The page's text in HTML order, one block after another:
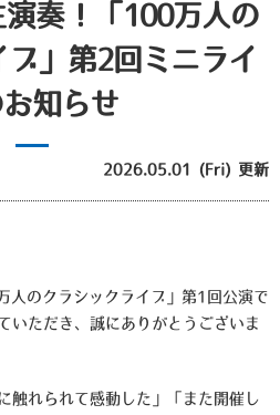
演奏！「100万人の
」第2回ミニライ
お知らせ
2026.05.01 (Fri) 更新
人のクラシックライブ」第1回公演で
いただき、誠にありがとうございま
触れられて感動した」「また開催し